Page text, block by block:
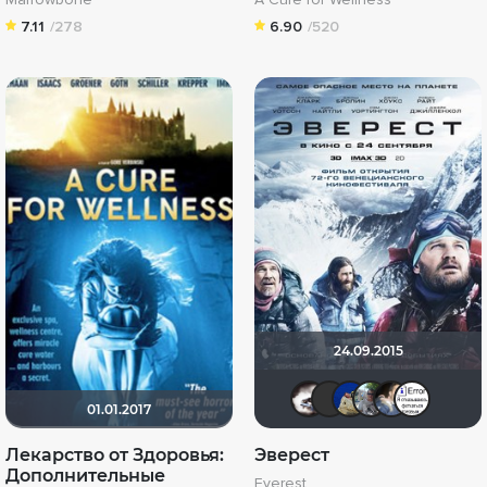
7.11 /278
6.90 /520
01.01.2017
Лекарство от Здоровья:
Дополнительные
24.09.2015
BikerQuixx
Эверест
Everest